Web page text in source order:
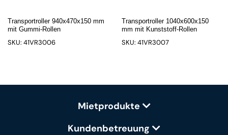
Transportroller 940x470x150 mm
mit Gummi-Rollen
SKU: 41VR3006
Transportroller 1040x600x150
mm mit Kunststoff-Rollen
SKU: 41VR3007
Mietprodukte
Kundenbetreuung